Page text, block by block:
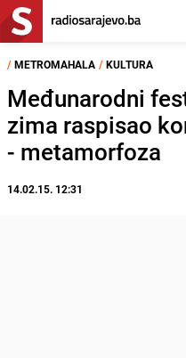
/ METROMAHALA / KULTURA
Međunarodni
zima raspisao
- metamorfoza
14.02.15. 12:31